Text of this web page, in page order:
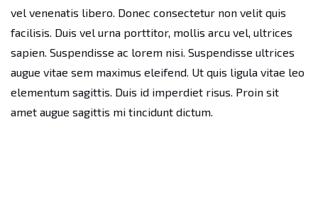
vel venenatis libero. Donec consectetur non velit quis
facilisis. Duis vel urna porttitor, mollis arcu vel, ultrices
sapien. Suspendisse ac lorem nisi. Suspendisse ultrices
augue vitae sem maximus eleifend. Ut quis ligula vitae leo
elementum sagittis. Duis id imperdiet risus. Proin sit
amet augue sagittis mi tincidunt dictum.